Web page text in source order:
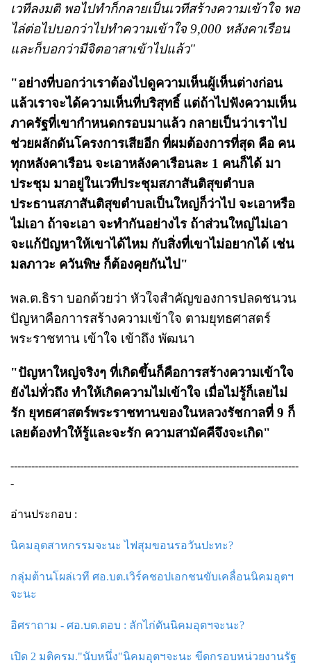
เวทีลงมติ พอไปทำก็กลายเป็นเวทีสร้างความเข้าใจ พอ
ไล่ต่อไปบอกว่าไปทำความเข้าใจ 9,000 หลังคาเรือน
และก็บอกว่ามีจิตอาสาเข้าไปแล้ว"
"อย่างที่บอกว่าเราต้องไปดูความเห็นผู้เห็นต่างก่อน
แล้วเราจะได้ความเห็นที่บริสุทธิ์ แต่ถ้าไปฟังความเห็น
ภาครัฐที่เขากำหนดกรอบมาแล้ว กลายเป็นว่าเราไป
ช่วยผลักดันโครงการเสียอีก ที่ผมต้องการที่สุด คือ คน
ทุกหลังคาเรือน จะเอาหลังคาเรือนละ 1 คนก็ได้ มา
ประชุม มาอยู่ในเวทีประชุมสภาสันติสุขตําบล
ประธานสภาสันติสุขตําบลเป็นใหญ่ก็ว่าไป จะเอาหรือ
ไม่เอา ถ้าจะเอา จะทำกันอย่างไร ถ้าส่วนใหญ่ไม่เอา
จะแก้ปัญหาให้เขาได้ไหม กับสิ่งที่เขาไม่อยากได้ เช่น
มลภาวะ ควันพิษ ก็ต้องคุยกันไป"
พล.ต.ธิรา บอกด้วยว่า หัวใจสำคัญของการปลดชนวน
ปัญหาคือกาารสร้างความเข้าใจ ตามยุทธศาสตร์
พระราชทาน เข้าใจ เข้าถึง พัฒนา
"ปัญหาใหญ่จริงๆ ที่เกิดขึ้นก็คือการสร้างความเข้าใจ
ยังไม่ทั่วถึง ทำให้เกิดความไม่เข้าใจ เมื่อไม่รู้ก็เลยไม่
รัก ยุทธศาสตร์พระราชทานของในหลวงรัชกาลที่ 9 ก็
เลยต้องทำให้รู้และจะรัก ความสามัคคีจึงจะเกิด"
-----------------------------------------------------------------------------------
-
อ่านประกอบ :
นิคมอุตสาหกรรมจะนะ ไฟสุมขอนรอวันปะทะ?
กลุ่มต้านโผล่เวที ศอ.บต.เวิร์คชอปเอกชนขับเคลื่อนนิคมอุตฯ
จะนะ
อิศราถาม - ศอ.บต.ตอบ : ลักไก่ดันนิคมอุตฯจะนะ?
เปิด 2 มติครม."นับหนึ่ง"นิคมอุตฯจะนะ ขีดกรอบหน่วยงานรัฐ